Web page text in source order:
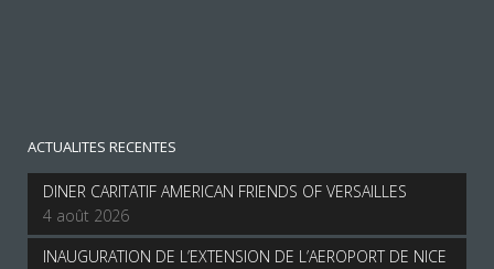
ACTUALITES RECENTES
DINER CARITATIF AMERICAN FRIENDS OF VERSAILLES
4 août 2026
INAUGURATION DE L’EXTENSION DE L’AEROPORT DE NICE